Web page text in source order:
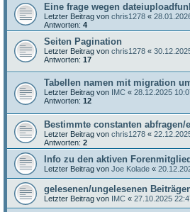
Eine frage wegen
Letzter Beitrag von chris1278 «
Antworten: 4
Seiten Pagination
Letzter Beitrag von chris1278 «
Antworten: 17
Tabellen namen mit migration
Letzter Beitrag von IMC « 28.12.2025
Antworten: 12
Bestimmte constanten abfragen/
Letzter Beitrag von chris1278 «
Antworten: 2
Info zu den aktiven
Letzter Beitrag von Joe Kolade «
gelesenen/ungelesenen
Letzter Beitrag von IMC « 27.10.2025